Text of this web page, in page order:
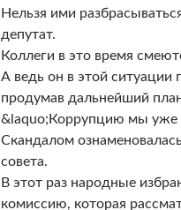
Нельзя ими
депутат.
Коллеги в это время
А ведь он в этой ситуации
продумав дальнейший
&laquo;Коррупцию мы уже
Скандалом
совета.
В этот раз народные
комиссию, которая